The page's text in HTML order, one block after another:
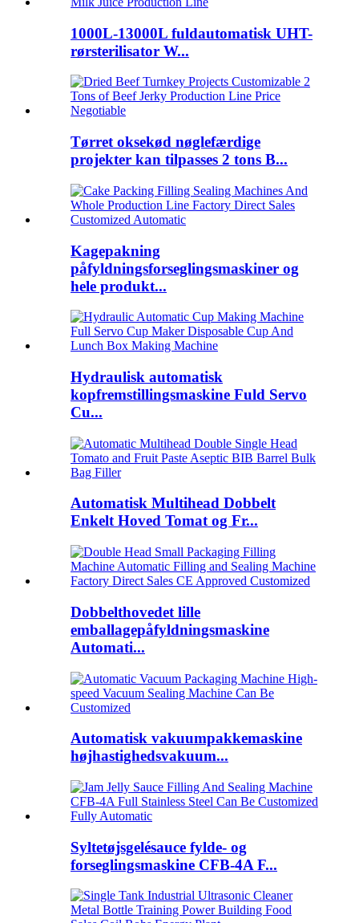
1000L-13000L fuldautomatisk UHT-
rørsterilisator W...
Tørret oksekød nøglefærdige
projekter kan tilpasses 2 tons B...
Kagepakning
påfyldningsforseglingsmaskiner og
hele produkt...
Hydraulisk automatisk
kopfremstillingsmaskine Fuld Servo
Cu...
Automatisk Multihead Dobbelt
Enkelt Hoved Tomat og Fr...
Dobbelthovedet lille
emballagepåfyldningsmaskine
Automati...
Automatisk vakuumpakkemaskine
højhastighedsvakuum...
Syltetøjsgelésauce fylde- og
forseglingsmaskine CFB-4A F...